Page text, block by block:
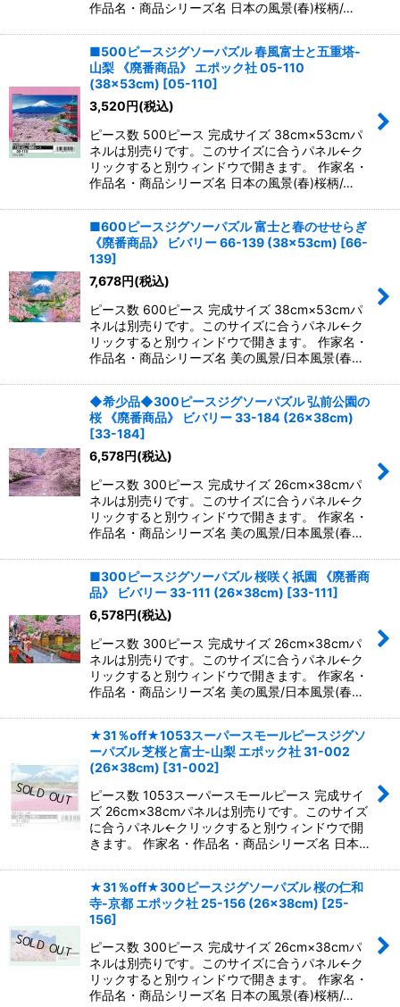
作品名・商品シリーズ名 日本の風景(春)桜柄/…
■500ピースジグソーパズル 春風富士と五重塔-
山梨 《廃番商品》 エポック社 05-110
(38×53cm) [05-110]
3,520円(税込)
ピース数 500ピース 完成サイズ 38cm×53cmパ
ネルは別売りです。このサイズに合うパネル←ク
リックすると別ウィンドウで開きます。 作家名・
作品名・商品シリーズ名 日本の風景(春)桜柄/…
■600ピースジグソーパズル 富士と春のせせらぎ
《廃番商品》 ビバリー 66-139 (38×53cm) [66-
139]
7,678円(税込)
ピース数 600ピース 完成サイズ 38cm×53cmパ
ネルは別売りです。このサイズに合うパネル←ク
リックすると別ウィンドウで開きます。 作家名・
作品名・商品シリーズ名 美の風景/日本風景(春…
◆希少品◆300ピースジグソーパズル 弘前公園の
桜 《廃番商品》 ビバリー 33-184 (26×38cm)
[33-184]
6,578円(税込)
ピース数 300ピース 完成サイズ 26cm×38cmパ
ネルは別売りです。このサイズに合うパネル←ク
リックすると別ウィンドウで開きます。 作家名・
作品名・商品シリーズ名 美の風景/日本風景(春…
■300ピースジグソーパズル 桜咲く祇園 《廃番商
品》 ビバリー 33-111 (26×38cm) [33-111]
6,578円(税込)
ピース数 300ピース 完成サイズ 26cm×38cmパ
ネルは別売りです。このサイズに合うパネル←ク
リックすると別ウィンドウで開きます。 作家名・
作品名・商品シリーズ名 美の風景/日本風景(春…
★31％off★1053スーパースモールピースジグソ
ーパズル 芝桜と富士-山梨 エポック社 31-002
(26×38cm) [31-002]
ピース数 1053スーパースモールピース 完成サイ
ズ 26cm×38cmパネルは別売りです。このサイズ
に合うパネル←クリックすると別ウィンドウで開
きます。 作家名・作品名・商品シリーズ名 日本…
★31％off★300ピースジグソーパズル 桜の仁和
寺-京都 エポック社 25-156 (26×38cm) [25-
156]
ピース数 300ピース 完成サイズ 26cm×38cmパ
ネルは別売りです。このサイズに合うパネル←ク
リックすると別ウィンドウで開きます。 作家名・
作品名・商品シリーズ名 日本の風景(春)桜柄/…